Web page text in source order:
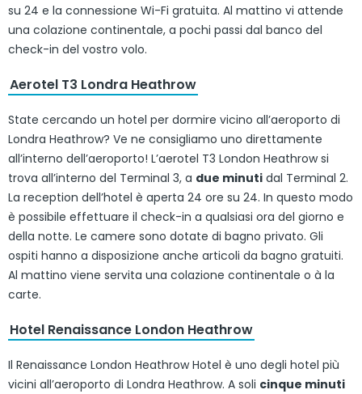
su 24 e la connessione Wi-Fi gratuita. Al mattino vi attende
una colazione continentale, a pochi passi dal banco del
check-in del vostro volo.
Aerotel T3 Londra Heathrow
State cercando un hotel per dormire vicino all’aeroporto di
Londra Heathrow? Ve ne consigliamo uno direttamente
all’interno dell’aeroporto! L’aerotel T3 London Heathrow si
trova all’interno del Terminal 3, a due minuti dal Terminal 2.
La reception dell’hotel è aperta 24 ore su 24. In questo modo
è possibile effettuare il check-in a qualsiasi ora del giorno e
della notte. Le camere sono dotate di bagno privato. Gli
ospiti hanno a disposizione anche articoli da bagno gratuiti.
Al mattino viene servita una colazione continentale o à la
carte.
Hotel Renaissance London Heathrow
Il Renaissance London Heathrow Hotel è uno degli hotel più
vicini all’aeroporto di Londra Heathrow. A soli cinque minuti